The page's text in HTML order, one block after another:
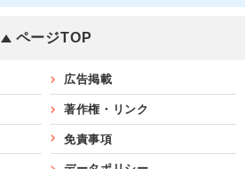
ページTOP
広告掲載
著作権・リンク
免責事項